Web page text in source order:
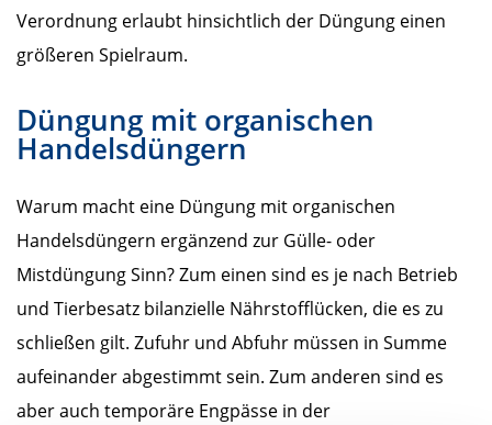
Verordnung erlaubt hinsichtlich der Düngung einen
größeren Spielraum.
Düngung mit organischen
Handelsdüngern
Warum macht eine Düngung mit organischen
Handelsdüngern ergänzend zur Gülle- oder
Mistdüngung Sinn? Zum einen sind es je nach Betrieb
und Tierbesatz bilanzielle Nährstofflücken, die es zu
schließen gilt. Zufuhr und Abfuhr müssen in Summe
aufeinander abgestimmt sein. Zum anderen sind es
aber auch temporäre Engpässe in der